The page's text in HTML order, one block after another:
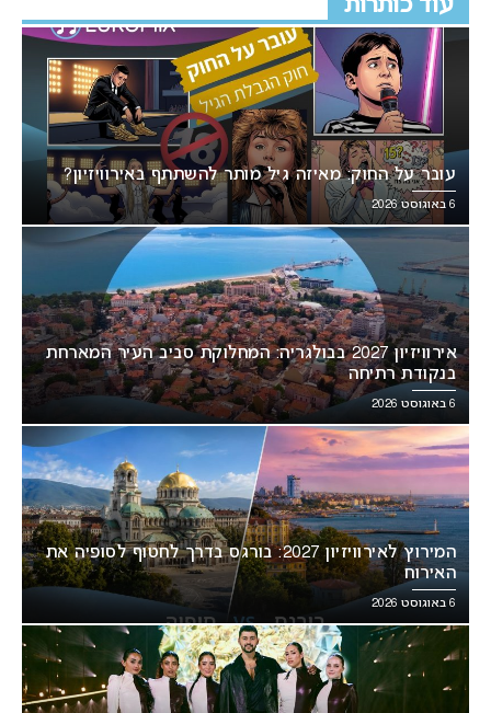
עוד כותרות
עובר על החוק: מאיזה גיל מותר להשתתף באירוויזיון?
6 באוגוסט 2026
אירוויזיון 2027 בבולגריה: המחלוקת סביב העיר המארחת
בנקודת רתיחה
6 באוגוסט 2026
המירוץ לאירוויזיון 2027: בורגס בדרך לחטוף לסופיה את
האירוח
6 באוגוסט 2026